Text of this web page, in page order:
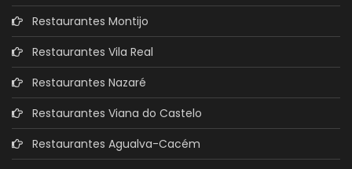
Restaurantes Montijo
Restaurantes Vila Real
Restaurantes Nazaré
Restaurantes Viana do Castelo
Restaurantes Agualva-Cacém